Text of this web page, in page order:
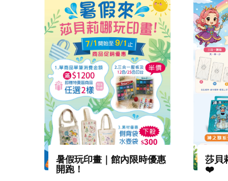
暑假玩印畫｜館內限時優惠
開跑！
莎貝
❤️